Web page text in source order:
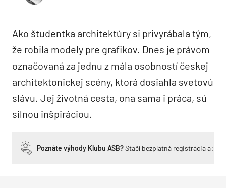
Ako študentka architektúry si privyrábala tým,
že robila modely pre grafikov. Dnes je právom
označovaná za jednu z mála osobností českej
architektonickej scény, ktorá dosiahla svetovú
slávu. Jej životná cesta, ona sama i práca, sú
silnou inšpiráciou.
Poznáte výhody Klubu ASB?Stačí bezplatná registrácia a